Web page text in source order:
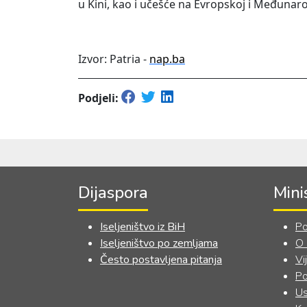
u Kini, kao i učešće na Evropskoj i
Izvor: Patria - nap.ba
Podjeli:
Dijaspora
Iseljeništvo iz BiH
Iseljeništvo po zemljama
Često postavljena pitanja
O